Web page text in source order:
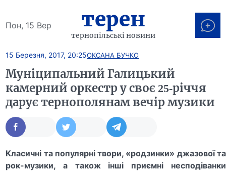
Пон, 15 Вер терен
тернопільські новини
15 Березня, 2017, 20:25ОКСАНА БУЧКО
Муніципальний Галицький
камерний оркестр у своє 25-річчя
дарує тернополянам вечір музики
Класичні та популярні твори, «родзинки» джазової та
рок-музики, а також інші приємні несподіванки